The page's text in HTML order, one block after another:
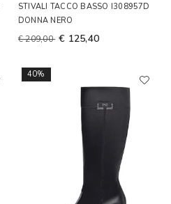
STIVALI TACCO BASSO I308957D
DONNA NERO
€ 209,00 € 125,40
40%